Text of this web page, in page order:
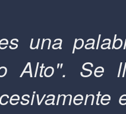
una
Alto". Se